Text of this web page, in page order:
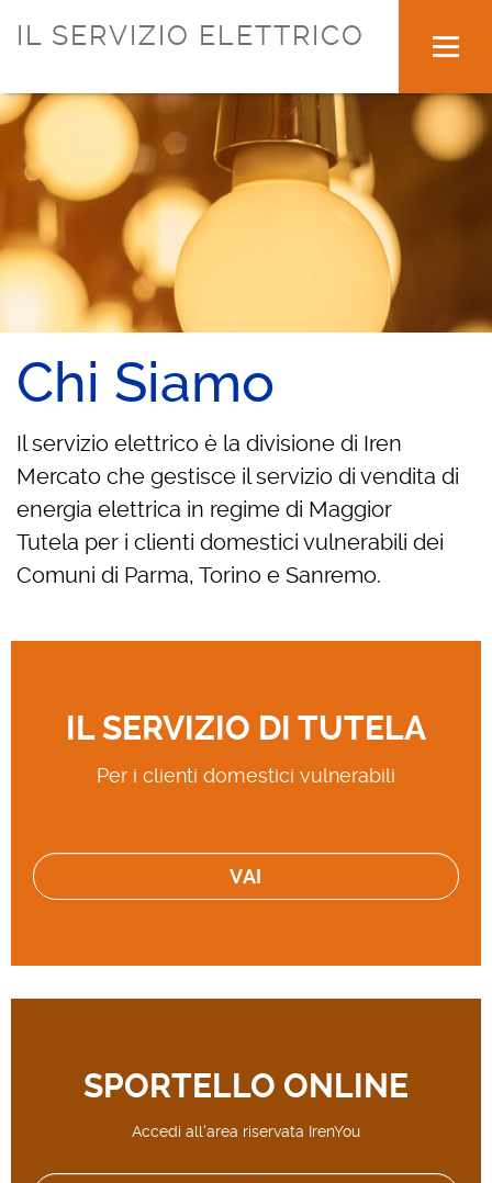
IL SERVIZIO ELETTRICO
Chi Siamo
Il servizio elettrico è la divisione di Iren
Mercato che gestisce il servizio di vendita di
energia elettrica in regime di Maggior
Tutela per i clienti domestici vulnerabili dei
Comuni di Parma, Torino e Sanremo.
IL SERVIZIO DI TUTELA
Per i clienti domestici vulnerabili
VAI
SPORTELLO ONLINE
Accedi all'area riservata IrenYou